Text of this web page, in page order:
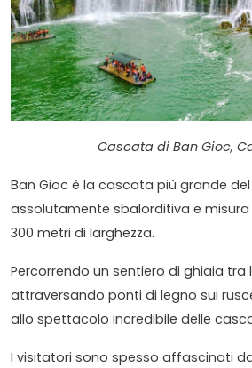
Cascata di Ban Gioc,
Ban Gioc è la cascata più grande del
assolutamente sbalorditiva e misura
300 metri di larghezza.
Percorrendo un sentiero di ghiaia tra
attraversando ponti di legno sui
allo spettacolo incredibile delle
I visitatori sono spesso affascinati